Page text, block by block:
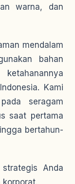
warna, dan
mendalam
bahan
Kami
seragam
saat pertama
bertahun-
Anda